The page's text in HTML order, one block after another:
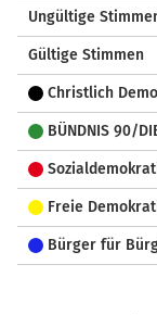
Ungültige
Gültige Stimmen
Christlich
BÜNDNIS 90/
Freie
Bürger für